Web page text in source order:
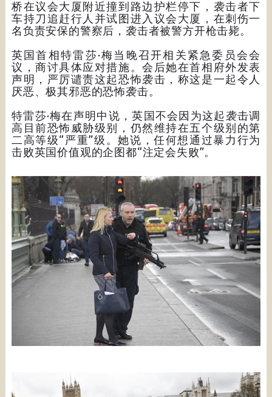
桥在议会大厦附近撞到路边护栏停下，袭击者下
车持刀追赶行人并试图进入议会大厦，在刺伤一
名负责安保的警察后，袭击者被警方开枪击毙。
英国首相特雷莎·梅当晚召开相关紧急委员会会
议，商讨具体应对措施。会后她在首相府外发表
声明，严厉谴责这起恐怖袭击，称这是一起令人
厌恶、极其邪恶的恐怖袭击。
特雷莎·梅在声明中说，英国不会因为这起袭击调
高目前恐怖威胁级别，仍然维持在五个级别的第
二高等级“严重”级。她说，任何想通过暴力行为
击败英国价值观的企图都“注定会失败”。